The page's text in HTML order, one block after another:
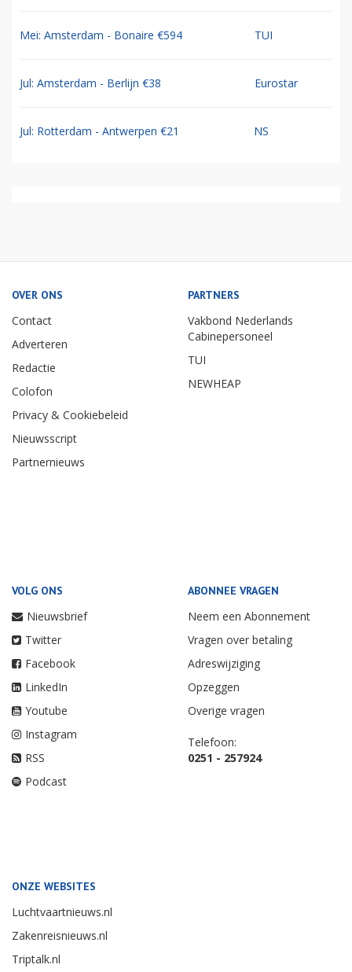
Mei: Amsterdam - Bonaire €594 TUI
Jul: Amsterdam - Berlijn €38 Eurostar
Jul: Rotterdam - Antwerpen €21 NS
OVER ONS
Contact
Adverteren
Redactie
Colofon
Privacy & Cookiebeleid
Nieuwsscript
Partnernieuws
PARTNERS
Vakbond Nederlands
Cabinepersoneel
TUI
NEWHEAP
VOLG ONS
Nieuwsbrief
Twitter
Facebook
LinkedIn
Youtube
Instagram
RSS
Podcast
ABONNEE VRAGEN
Neem een Abonnement
Vragen over betaling
Adreswijziging
Opzeggen
Overige vragen
Telefoon:
0251 - 257924
ONZE WEBSITES
Luchtvaartnieuws.nl
Zakenreisnieuws.nl
Triptalk.nl